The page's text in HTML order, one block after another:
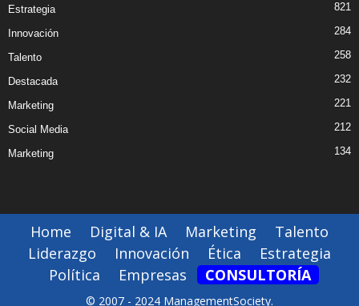
Estrategia 821
Innovación 284
Talento 258
Destacada 232
Marketing 221
Social Media 212
Marketing 134
Home Digital & IA Marketing
Talento
Liderazgo
Innovación Ética
Estrategia
Política
Empresas CONSULTORÍA
© 2007 - 2024 ManagementSociety.